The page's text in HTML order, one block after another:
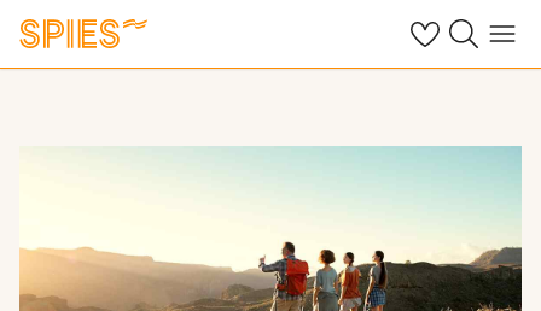
Se dine gemte
Søg påMenu